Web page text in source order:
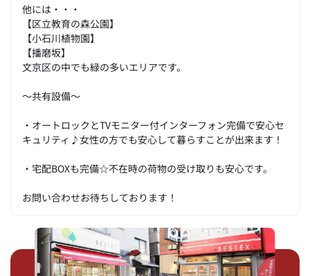
他には・・・
【区立教育の森公園】
【小石川植物園】
【播磨坂】
文京区の中でも緑の多いエリアです。
～共有設備～
・オートロックとTVモニター付インターフォン完備で安心セ
キュリティ♪女性の方でも安心して暮らすことが出来ます！
・宅配BOXも完備☆不在時の荷物の受け取りも安心です。
お問い合わせお待ちしております！